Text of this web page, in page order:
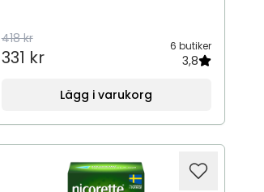
418 kr
331 kr
6 butiker
3,8
Lägg i varukorg